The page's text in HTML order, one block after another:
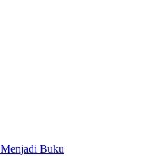
Buku